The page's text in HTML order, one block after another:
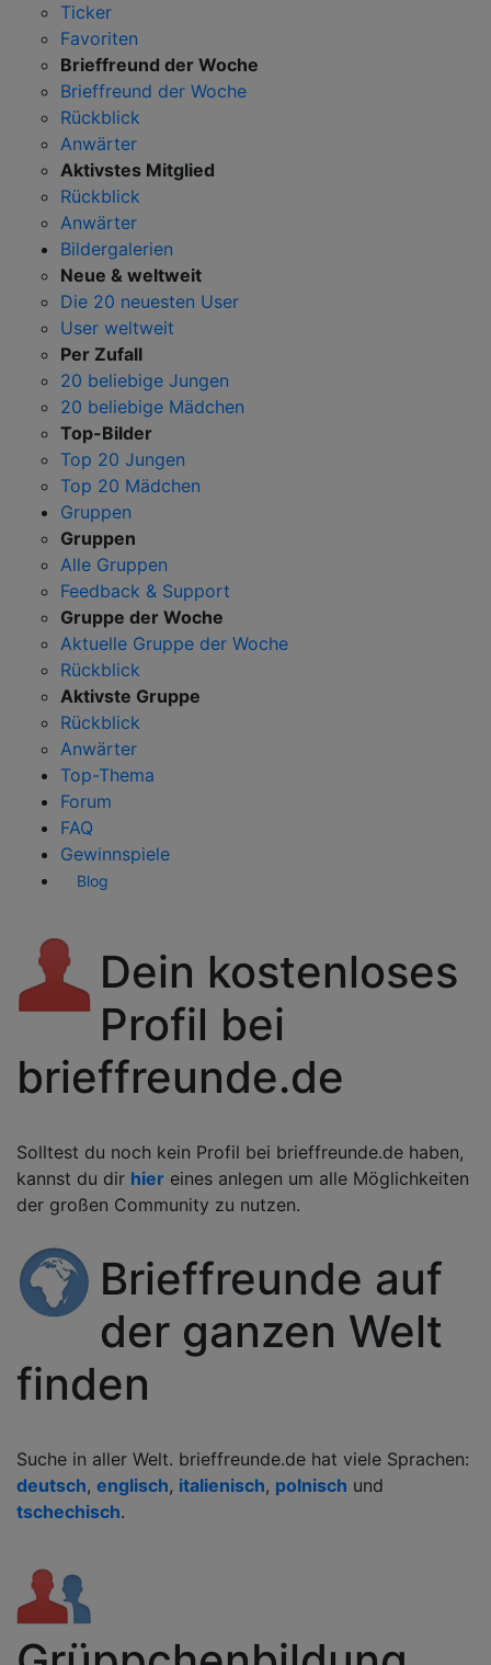
Ticker
Favoriten
Brieffreund der Woche
Brieffreund der Woche
Rückblick
Anwärter
Aktivstes Mitglied
Rückblick
Anwärter
Bildergalerien
Neue & weltweit
Die 20 neuesten User
User weltweit
Per Zufall
20 beliebige Jungen
20 beliebige Mädchen
Top-Bilder
Top 20 Jungen
Top 20 Mädchen
Gruppen
Gruppen
Alle Gruppen
Feedback & Support
Gruppe der Woche
Aktuelle Gruppe der Woche
Rückblick
Aktivste Gruppe
Rückblick
Anwärter
Top-Thema
Forum
FAQ
Gewinnspiele
Blog
Dein kostenloses
Profil bei
brieffreunde.de
Solltest du noch kein Profil bei brieffreunde.de haben,
kannst du dir hier eines anlegen um alle Möglichkeiten
der großen Community zu nutzen.
Brieffreunde auf
der ganzen Welt
finden
Suche in aller Welt. brieffreunde.de hat viele Sprachen:
deutsch, englisch, italienisch, polnisch und
tschechisch.